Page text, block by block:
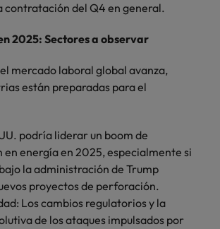
contratación del Q4 en general.
2025: Sectores a observar
mercado laboral global avanza,
están preparadas para el
podría liderar un boom de
energía en 2025, especialmente si
la administración de Trump
proyectos de perforación.
Los cambios regulatorios y la
de los ataques impulsados por